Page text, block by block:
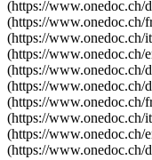
(https://www.onedoc.ch/
(https://www.onedoc.ch/
(https://
(https://www.onedoc.ch/
(https://www.onedoc.ch/
(https://www.onedoc.ch/
(https://www.onedoc.ch/
(https://
(https://www.onedoc.ch/
(https://www.onedoc.ch/